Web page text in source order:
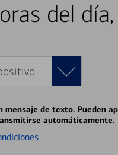
del
de texto. Pueden
automáticamente.